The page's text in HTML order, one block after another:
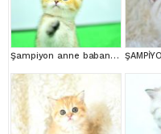
Şampiyon anne babanın yavrusu ny11 golden british